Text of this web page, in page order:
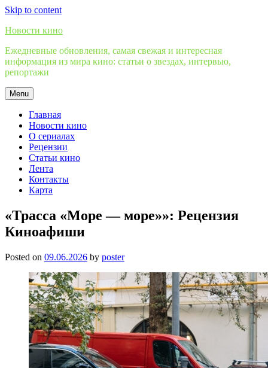
Skip to content
Новости кино
Ежедневные обновления, самая свежая и интересная
информация из мира кино: статьи о звездах, интервью,
репортажи
Menu
Главная
Новости кино
О сериалах
Рецензии
Статьи кино
Лента
Контакты
Карта
«Трасса «Море — море»»: Рецензия
Киноафиши
Posted on 09.06.2026 by poster